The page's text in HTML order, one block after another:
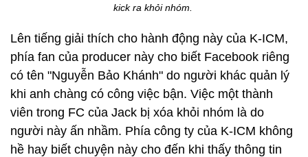
kick ra khỏi nhóm.
Lên tiếng giải thích cho hành động này của K-ICM,
phía fan của producer này cho biết Facebook riêng
có tên "Nguyễn Bảo Khánh" do người khác quản lý
khi anh chàng có công việc bận. Việc một thành
viên trong FC của Jack bị xóa khỏi nhóm là do
người này ấn nhầm. Phía công ty của K-ICM không
hề hay biết chuyện này cho đến khi thấy thông tin